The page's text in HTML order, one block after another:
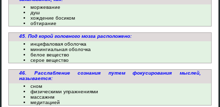
моржевание
душ
хождение босиком
обтирание
45. Под корой головного мозга расположено:
инцифаловая оболочка
минингиальная оболочка
белое вещество
серое вещество
46. Расслабление сознания путем фокусирования мыслей,
называется:
сном
физическими упражнениями
массажнм
медитацией